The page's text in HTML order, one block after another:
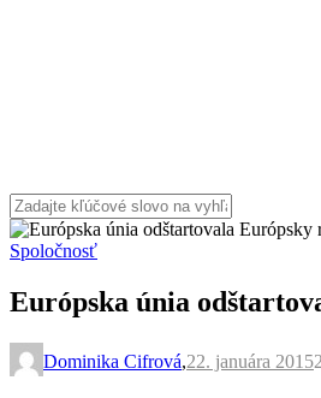
Spoločnosť
Európska únia
Dominika Cifrová,22. januára 2015